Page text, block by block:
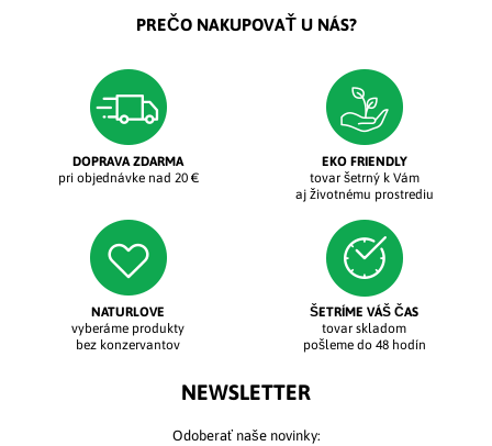
PREČO NAKUPOVAŤ U NÁS?
DOPRAVA ZDARMA
pri objednávke nad 20 €
EKO FRIENDLY
tovar šetrný k Vám
aj životnému prostrediu
NATURLOVE
vyberáme produkty
bez konzervantov
ŠETRÍME VÁŠ ČAS
tovar skladom
pošleme do 48 hodín
NEWSLETTER
Odoberať naše novinky: